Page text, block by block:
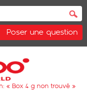
Poser une question
« Box 4 g non trouvé »